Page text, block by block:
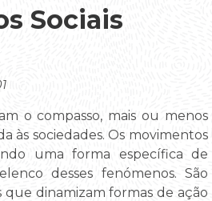
Sociais
o compasso, mais ou menos
às sociedades. Os movimentos
uma forma específica de
desses fenómenos. São
que dinamizam formas de ação